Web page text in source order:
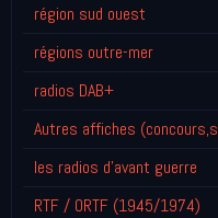
région sud ouest
régions outre-mer
radios DAB+
Autres affiches
les radios d'avant guerre
RTF / ORTF (1945/1974)